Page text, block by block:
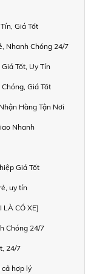
Giá Tốt
Nhanh Chóng 24/7
Tốt, Uy Tín
Giá Tốt
Hàng Tận Nơi
Nhanh
Giá Tốt
uy tín
LÀ CÓ XE]
Chóng 24/7
24/7
hợp lý